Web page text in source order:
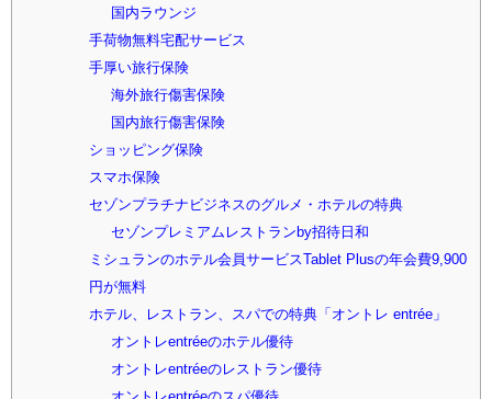
国内ラウンジ
手荷物無料宅配サービス
手厚い旅行保険
海外旅行傷害保険
国内旅行傷害保険
ショッピング保険
スマホ保険
セゾンプラチナビジネスのグルメ・ホテルの特典
セゾンプレミアムレストランby招待日和
ミシュランのホテル会員サービスTablet Plusの年会費9,900
円が無料
ホテル、レストラン、スパでの特典「オントレ entrée」
オントレentréeのホテル優待
オントレentréeのレストラン優待